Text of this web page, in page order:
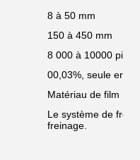
8 à 50 mm
150 à 450 mm
8 000 à 10000
00,03%, seule
Matériau de film PE
Le système de
freinage.